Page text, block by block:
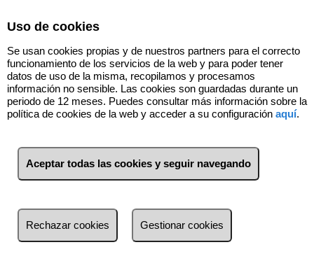
4 Inmuebles Son Ferriol - Sant Jordi
(Balears (Illes))
Lista Mapa
Uso de cookies
Se usan cookies propias y de nuestros partners para el correcto
funcionamiento de los servicios de la web y para poder tener
datos de uso de la misma, recopilamos y procesamos
información no sensible. Las cookies son guardadas durante un
periodo de 12 meses. Puedes consultar más información sobre la
política de cookies de la web y acceder a su configuración aquí.
Aceptar todas las cookies y seguir navegando
Rechazar cookies Gestionar cookies